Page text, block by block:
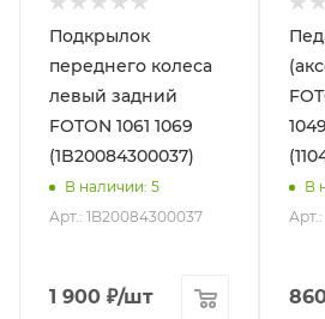
Подкрылок
переднего колеса
левый задний
FOTON 1061 1069
(1B20084300037)
В наличии: 5
Арт.: 1B20084300037
1 900 ₽/шт
В